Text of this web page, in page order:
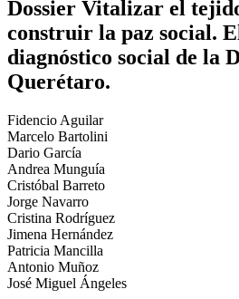
Dossier Vitalizar el
construir la paz social.
diagnóstico social de la
Querétaro.
Fidencio Aguilar
Marcelo Bartolini
Dario García
Andrea Munguía
Cristóbal Barreto
Jorge Navarro
Cristina Rodríguez
Jimena Hernández
Patricia Mancilla
Antonio Muñoz
José Miguel Ángeles